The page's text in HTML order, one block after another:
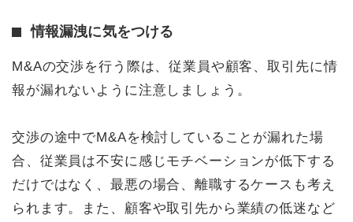
情報漏洩に気をつける
M&Aの交渉を行う際は、従業員や顧客、取引先に情
報が漏れないように注意しましょう。
交渉の途中でM&Aを検討していることが漏れた場
合、従業員は不安に感じモチベーションが低下する
だけではなく、最悪の場合、離職するケースも考え
られます。また、顧客や取引先から業績の低迷など